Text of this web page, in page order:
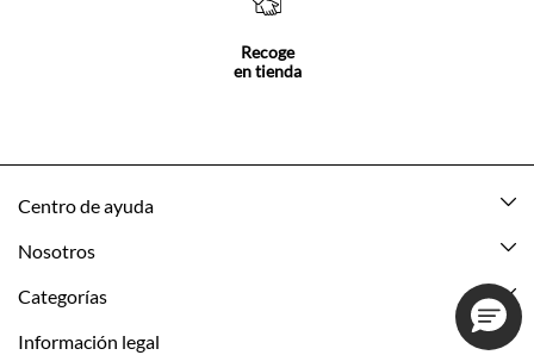
Recoge
en tienda
Centro de ayuda
Mis pedidos
Nosotros
Acerca de Tennis
Categorías
Nuevo
Información legal